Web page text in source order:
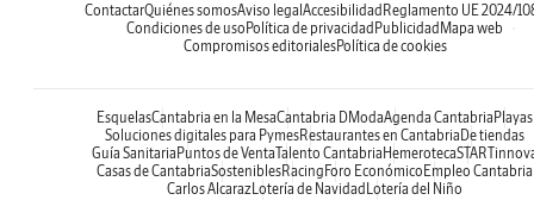
ContactarQuiénes somosAviso legal Accesibilidad Reglamento UE 2024/
Condiciones de uso Política de privacidad Publicidad Mapa web
Compromisos editorialesPolítica de cookies
EsquelasCantabria en la MesaCantabria DModaAgenda Cantabria Playas
Soluciones digitales para PymesRestaurantes en Cantabria De tiendas
Guía Sanitaria Puntos de VentaTalento Cantabria Hemeroteca
Casas de CantabriaSosteniblesRacing Foro Económico Empleo Cantabria
Carlos AlcarazLotería de Navidad Lotería del Niño